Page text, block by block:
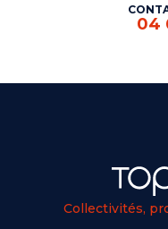
04
Collectivités,